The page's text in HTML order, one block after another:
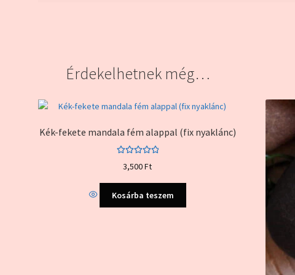
Érdekelhetnek még…
Kék-fekete mandala fém alappal (fix nyaklánc)
5.00
3,500Ft
Kosárba teszem